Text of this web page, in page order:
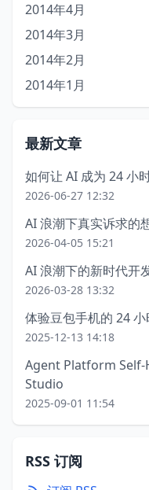
2014年4月
2014年3月
2014年2月
2014年1月
最新文章
如何让 AI 成为 24 小
2026-06-27 12:32
AI 浪潮下真实诉求的
2026-04-05 15:21
AI 浪潮下的新时代开
2026-03-28 13:32
体验豆包手机的 24 小
2025-12-13 14:18
Agent Platform Self-
Studio
2025-09-01 11:54
RSS 订阅